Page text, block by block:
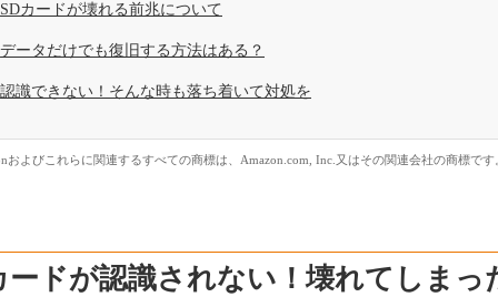
SDカードが壊れる前兆について
データだけでも復旧する方法はある？
認識できない！そんな時も落ち着いて対処を
およびこれらに関連するすべての商標は、Amazon.com, Inc.又はその関連会社の商標です
ードが認識されない！壊れてしまっ